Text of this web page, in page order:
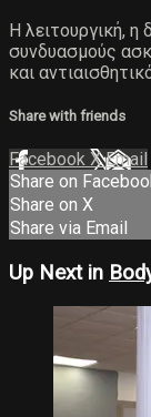
Η λειτουργική,
συνδυασμούς
και
Share with friends
Facebook XEmail
Share on
Share on X
Share via Email
Up Next in